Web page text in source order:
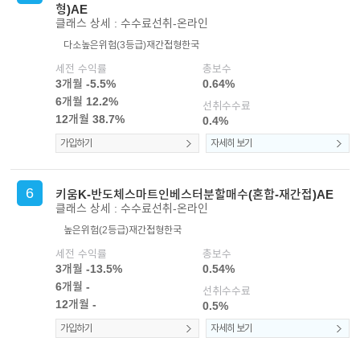
형)AE
클래스 상세 : 수수료선취-온라인
다소높은위험(3등급)재간접형한국
세전 수익률
3개월 -5.5%
6개월 12.2%
12개월 38.7%
총보수
0.64%
선취수수료
0.4%
가입하기 자세히 보기
6 키움K-반도체스마트인베스터분할매수(혼합-재간접)AE
클래스 상세 : 수수료선취-온라인
높은위험(2등급)재간접형한국
세전 수익률
3개월 -13.5%
6개월 -
12개월 -
총보수
0.54%
선취수수료
0.5%
가입하기 자세히 보기